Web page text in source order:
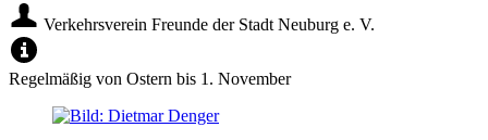
Verkehrsverein Freunde der Stadt Neuburg e. V.
Regelmäßig von Ostern bis 1. November